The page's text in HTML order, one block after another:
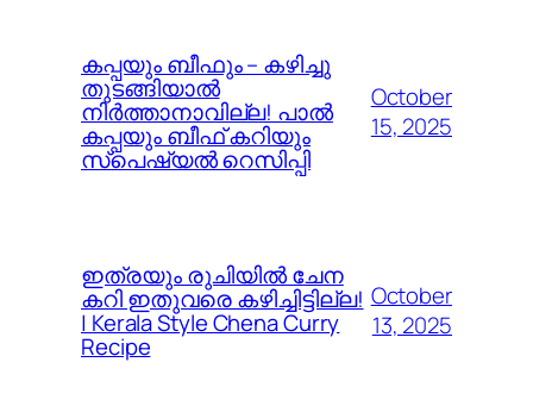
കപ്പയും ബീഫും – കഴിച്ചു
തുടങ്ങിയാൽ
നിർത്താനാവില്ല! പാൽ
കപ്പയും ബീഫ് കറിയും
സ്പെഷ്യൽ റെസിപ്പി
October
15, 2025
ഇത്രയും രുചിയിൽ ചേന
കറി ഇതുവരെ കഴിച്ചിട്ടില്ല!
| Kerala Style Chena Curry
Recipe
October
13, 2025